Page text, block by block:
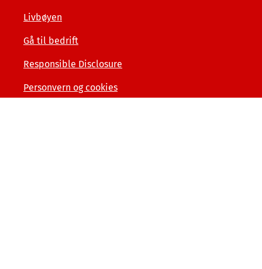
Livbøyen
Gå til bedrift
Responsible Disclosure
Personvern og cookies